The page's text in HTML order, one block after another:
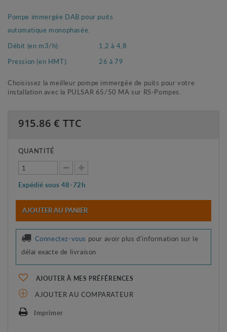
Pompe immergée DAB pour puits
automatique monophasée.
Débit (en m3/h):
1,2 à 4,8
Pression (en HMT):
26 à 79
Choisissez la meilleur pompe immergée de puits pour votre
installation avec la PULSAR 65/50 MA sur RS-Pompes.
915.86 € TTC
QUANTITÉ
Expédié sous 48-72h
AJOUTER AU PANIER
Connectez-vous pour avoir plus d'information sur le
délai exacte de livraison
AJOUTER À MES PRÉFÉRENCES
AJOUTER AU COMPARATEUR
Imprimer